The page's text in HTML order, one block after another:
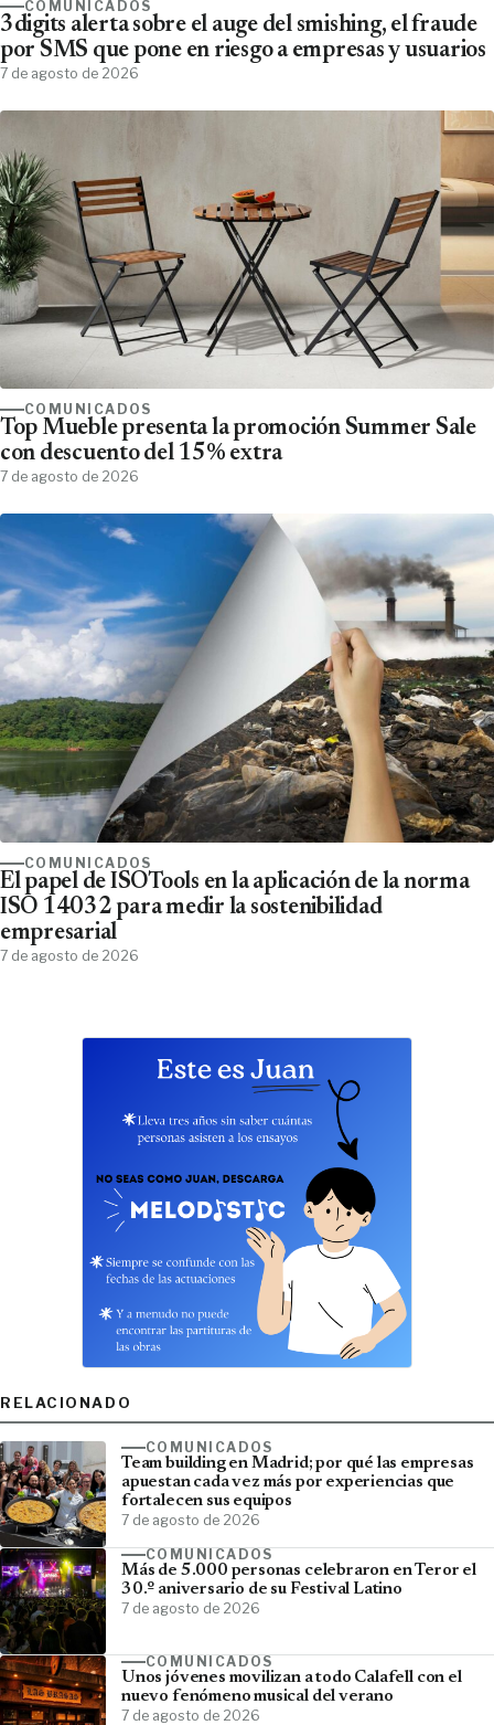
COMUNICADOS
3digits alerta sobre el auge del smishing, el fraude
por SMS que pone en riesgo a empresas y usuarios
7 de agosto de 2026
COMUNICADOS
Top Mueble presenta la promoción Summer Sale
con descuento del 15% extra
7 de agosto de 2026
COMUNICADOS
El papel de ISOTools en la aplicación de la norma
ISO 14032 para medir la sostenibilidad
empresarial
7 de agosto de 2026
RELACIONADO
COMUNICADOS
Team building en Madrid; por qué las empresas
apuestan cada vez más por experiencias que
fortalecen sus equipos
7 de agosto de 2026
COMUNICADOS
Más de 5.000 personas celebraron en Teror el
30.º aniversario de su Festival Latino
7 de agosto de 2026
COMUNICADOS
Unos jóvenes movilizan a todo Calafell con el
nuevo fenómeno musical del verano
7 de agosto de 2026